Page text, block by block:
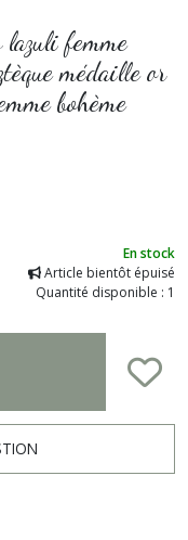
lazuli femme
médaille or
bohème
En stock
Article bientôt épuisé
Quantité disponible : 1